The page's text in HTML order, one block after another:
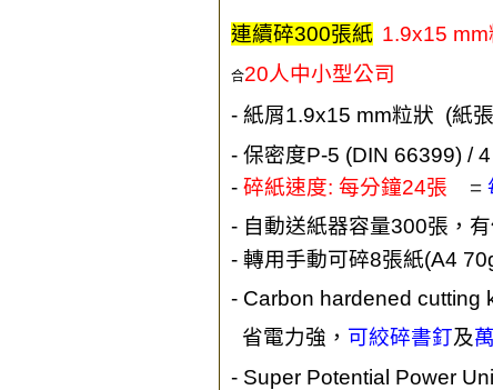
連續碎300張紙 1.9x15 mm
合20人中小型公司
- 紙屑1.9x15 mm粒狀 (紙張
- 保密度P-5 (DIN 66399) /4
- 碎紙速度: 每分鐘24張 =
- 自動送紙器容量300張，
- 轉用手動可碎8張紙(A4
- Carbon hardened cutting
省電力強， 可絞碎書釘及
- Super Potential Power